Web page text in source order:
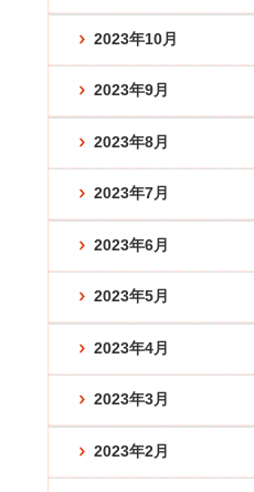
2023年10月
2023年9月
2023年8月
2023年7月
2023年6月
2023年5月
2023年4月
2023年3月
2023年2月